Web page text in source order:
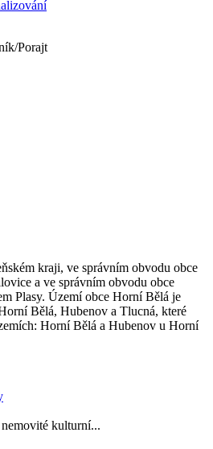
Porajt
kraji, ve správním obvodu obce
a ve správním obvodu obce
Plasy. Území obce Horní Bělá je
Bělá, Hubenov a Tlucná, které
Horní Bělá a Hubenov u Horní
kulturní...